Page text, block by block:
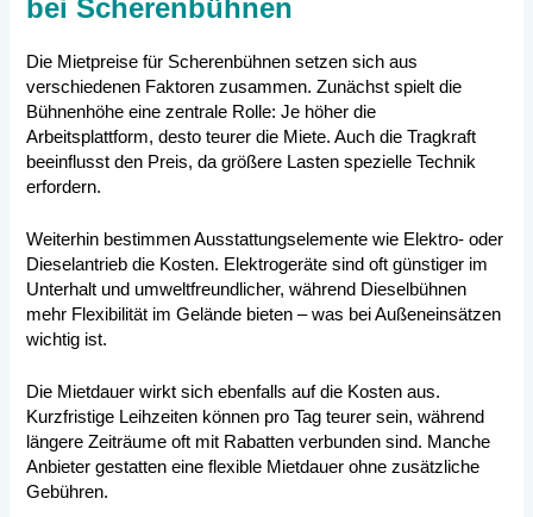
bei Scherenbühnen
Die Mietpreise für Scherenbühnen setzen sich aus
verschiedenen Faktoren zusammen. Zunächst spielt die
Bühnenhöhe eine zentrale Rolle: Je höher die
Arbeitsplattform, desto teurer die Miete. Auch die Tragkraft
beeinflusst den Preis, da größere Lasten spezielle Technik
erfordern.
Weiterhin bestimmen Ausstattungselemente wie Elektro- oder
Dieselantrieb die Kosten. Elektrogeräte sind oft günstiger im
Unterhalt und umweltfreundlicher, während Dieselbühnen
mehr Flexibilität im Gelände bieten – was bei Außeneinsätzen
wichtig ist.
Die Mietdauer wirkt sich ebenfalls auf die Kosten aus.
Kurzfristige Leihzeiten können pro Tag teurer sein, während
längere Zeiträume oft mit Rabatten verbunden sind. Manche
Anbieter gestatten eine flexible Mietdauer ohne zusätzliche
Gebühren.